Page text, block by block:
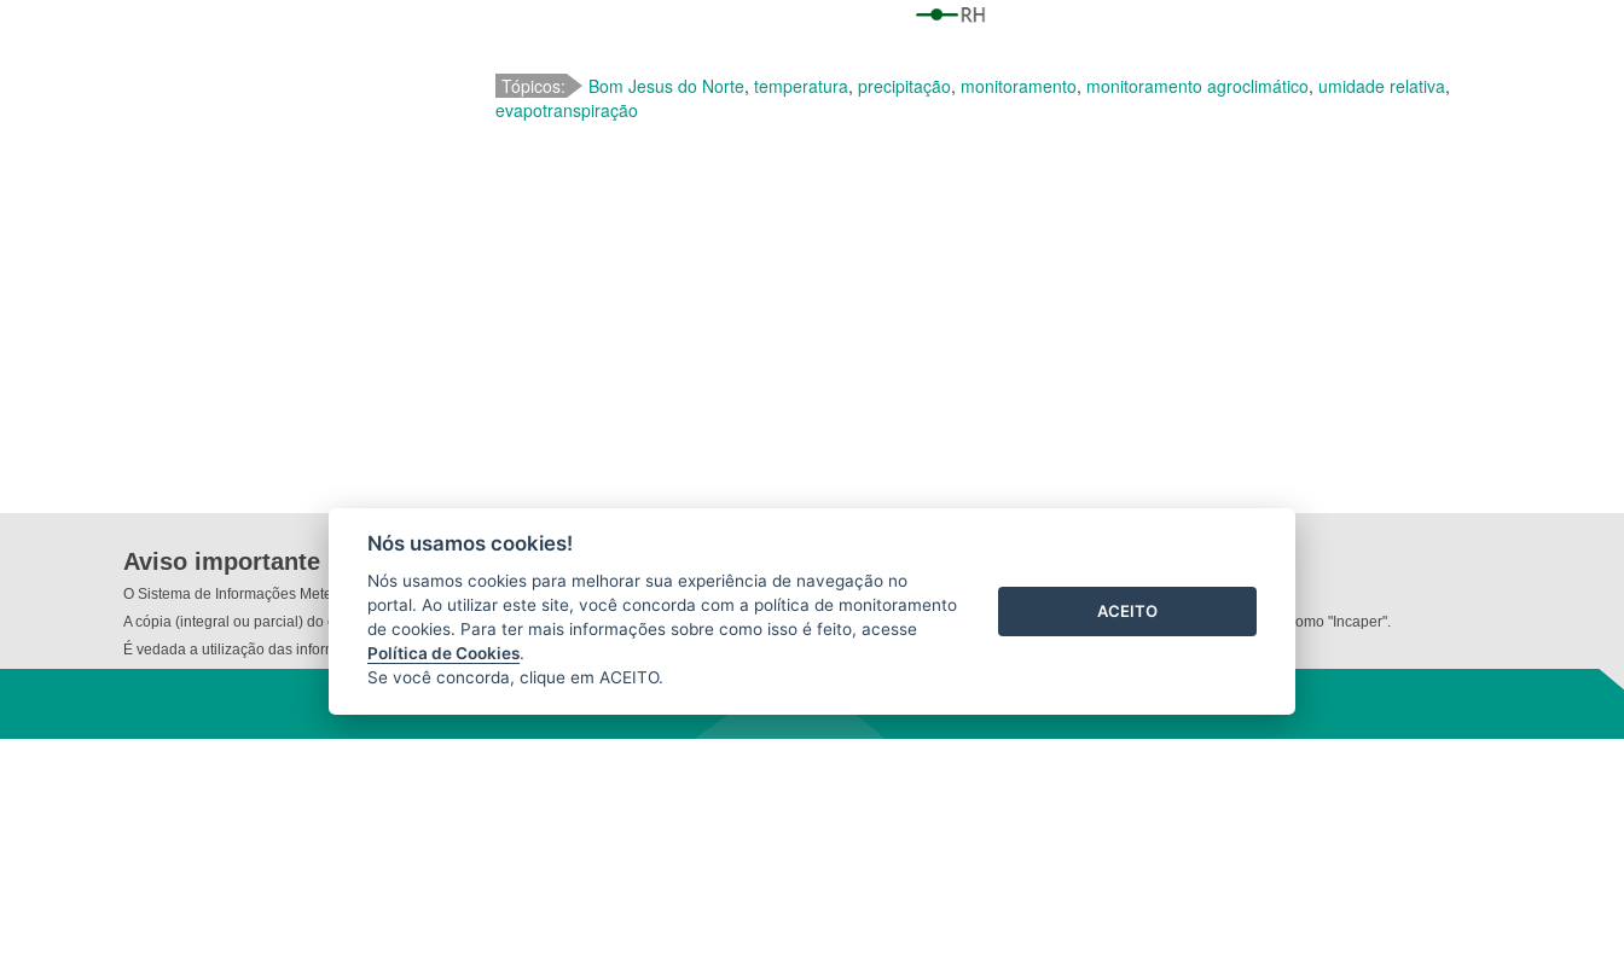
Tópicos: Bom Jesus do Norte,temperatura,precipitação, monitoramento, monitoramento agroclimático, umidade relativa,
evapotranspiração
Aviso importante
O Sistema de Informações Meteorológicas do Incaper (SIM) não se responsabiliza pelo uso indevido das informações e/ou dos produtos disponibilizados neste
A cópia (integral ou parcial) do conteúdo disponibilizado neste website depende da expressa autorização do SIM. A fonte das informações e dados deve ser mencionada sempre como "Incaper".
É vedada a utilização das informações e/ou dos produtos disponibilizados neste
Nós usamos cookies!
Nós usamos cookies para melhorar sua experiência de navegação no
portal. Ao utilizar este site, você concorda com a política de monitoramento
de cookies. Para ter mais informações sobre como isso é feito, acesse
Política de Cookies.
Se você concorda, clique em ACEITO.
ACEITO